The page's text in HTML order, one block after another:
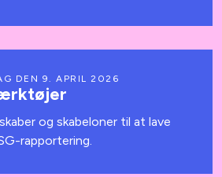
DEN 9. APRIL 2026
og skabeloner til at lave
rapportering.